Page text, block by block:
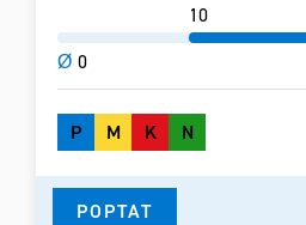
Ø 0
10
P M K N
POPTAT